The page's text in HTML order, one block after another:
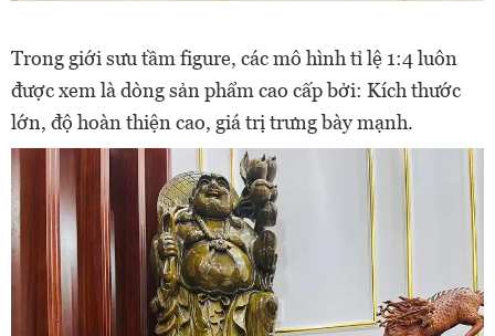
Trong giới sưu tầm figure, các mô hình tỉ lệ 1:4 luôn
được xem là dòng sản phẩm cao cấp bởi: Kích thước
lớn, độ hoàn thiện cao, giá trị trưng bày mạnh.